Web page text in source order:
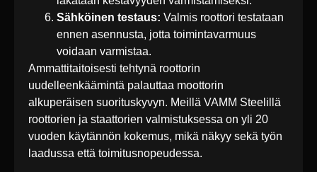
Sähköinen testaus: Valmis roottori testataan
ennen asennusta, jotta toimintavarmuus
voidaan varmistaa.
Ammattitaitoisesti tehtynä roottorin
uudelleenkäämintä palauttaa moottorin
alkuperäisen suorituskyvyn. Meillä VAMM Steelillä
roottorien ja staattorien valmistuksessa on yli 20
vuoden käytännön kokemus, mikä näkyy sekä työn
laadussa että toimitusnopeudessa.